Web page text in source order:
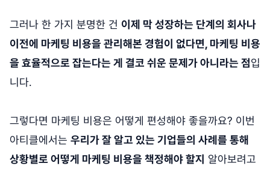
그러나 한 가지 분명한 건 이제 막 성장하는 단계의 회사나
이전에 마케팅 비용을 관리해본 경험이 없다면, 마케팅 비용
을 효율적으로 잡는다는 게 결코 쉬운 문제가 아니라는 점입
니다.
그렇다면 마케팅 비용은 어떻게 편성해야 좋을까요? 이번
아티클에서는 우리가 잘 알고 있는 기업들의 사례를 통해
상황별로 어떻게 마케팅 비용을 책정해야 할지 알아보려고